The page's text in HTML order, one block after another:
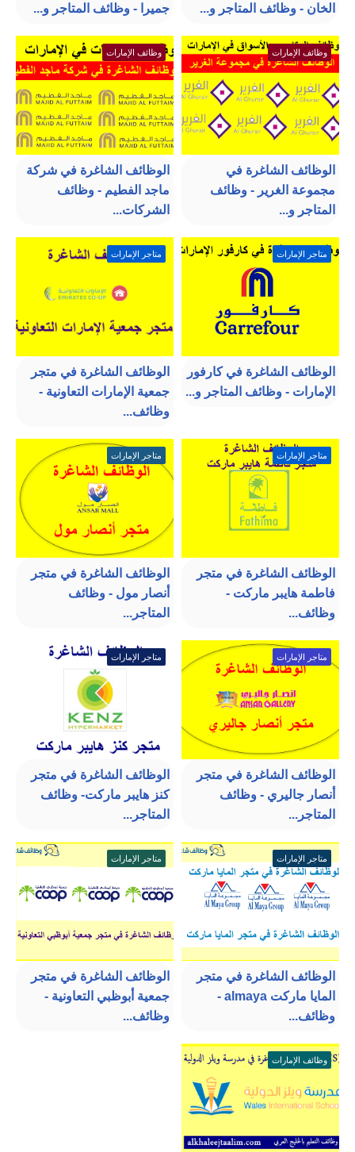
الخان - وظائف المتاجر و...
جميرا - وظائف المتاجر و...
وظائف الإمارات
الوظائف الشاغرة في
مجموعة الغرير - وظائف
المتاجر و...
وظائف الإمارات
الوظائف الشاغرة في شركة
ماجد الفطيم - وظائف
الشركات...
متاجر الإمارات
الوظائف الشاغرة في كارفور
الإمارات - وظائف المتاجر و...
متاجر الإمارات
الوظائف الشاغرة في متجر
جمعية الإمارات التعاونية -
وظائف...
متاجر الإمارات
الوظائف الشاغرة في متجر
فاطمة هايبر ماركت -
وظائف...
متاجر الإمارات
الوظائف الشاغرة في متجر
أنصار مول - وظائف
المتاجر...
متاجر الإمارات
الوظائف الشاغرة في متجر
أنصار جاليري - وظائف
المتاجر...
متاجر الإمارات
الوظائف الشاغرة في متجر
كنز هايبر ماركت- وظائف
المتاجر...
متاجر الإمارات
الوظائف الشاغرة في متجر
المايا ماركت almaya -
وظائف...
متاجر الإمارات
الوظائف الشاغرة في متجر
جمعية أبوظبي التعاونية -
وظائف...
وظائف الإمارات